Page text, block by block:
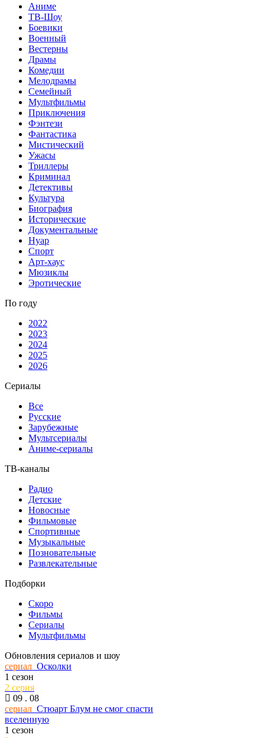
Аниме
ТВ-Шоу
Боевики
Военный
Вестерны
Драмы
Комедии
Мелодрамы
Семейный
Мультфильмы
Приключения
Фэнтези
Фантастика
Мистический
Ужасы
Триллеры
Криминал
Детективы
Культура
Биография
Исторические
Документальные
Нуар
Спорт
Арт-хаус
Мюзиклы
Эротические
По году
2022
2023
2024
2025
2026
Сериалы
Все
Русские
Зарубежные
Мультсериалы
Аниме-сериалы
ТВ-каналы
Радио
Детские
Новосные
Фильмовые
Спортивные
Музыкальные
Позновательные
Развлекательные
Подборки
Скоро
Фильмы
Сериалы
Мультфильмы
Обновления сериалов и шоу
сериал Осколки
1 сезон
2 серия
09 . 08
сериал Стюарт Блум не смог спасти
вселенную
1 сезон